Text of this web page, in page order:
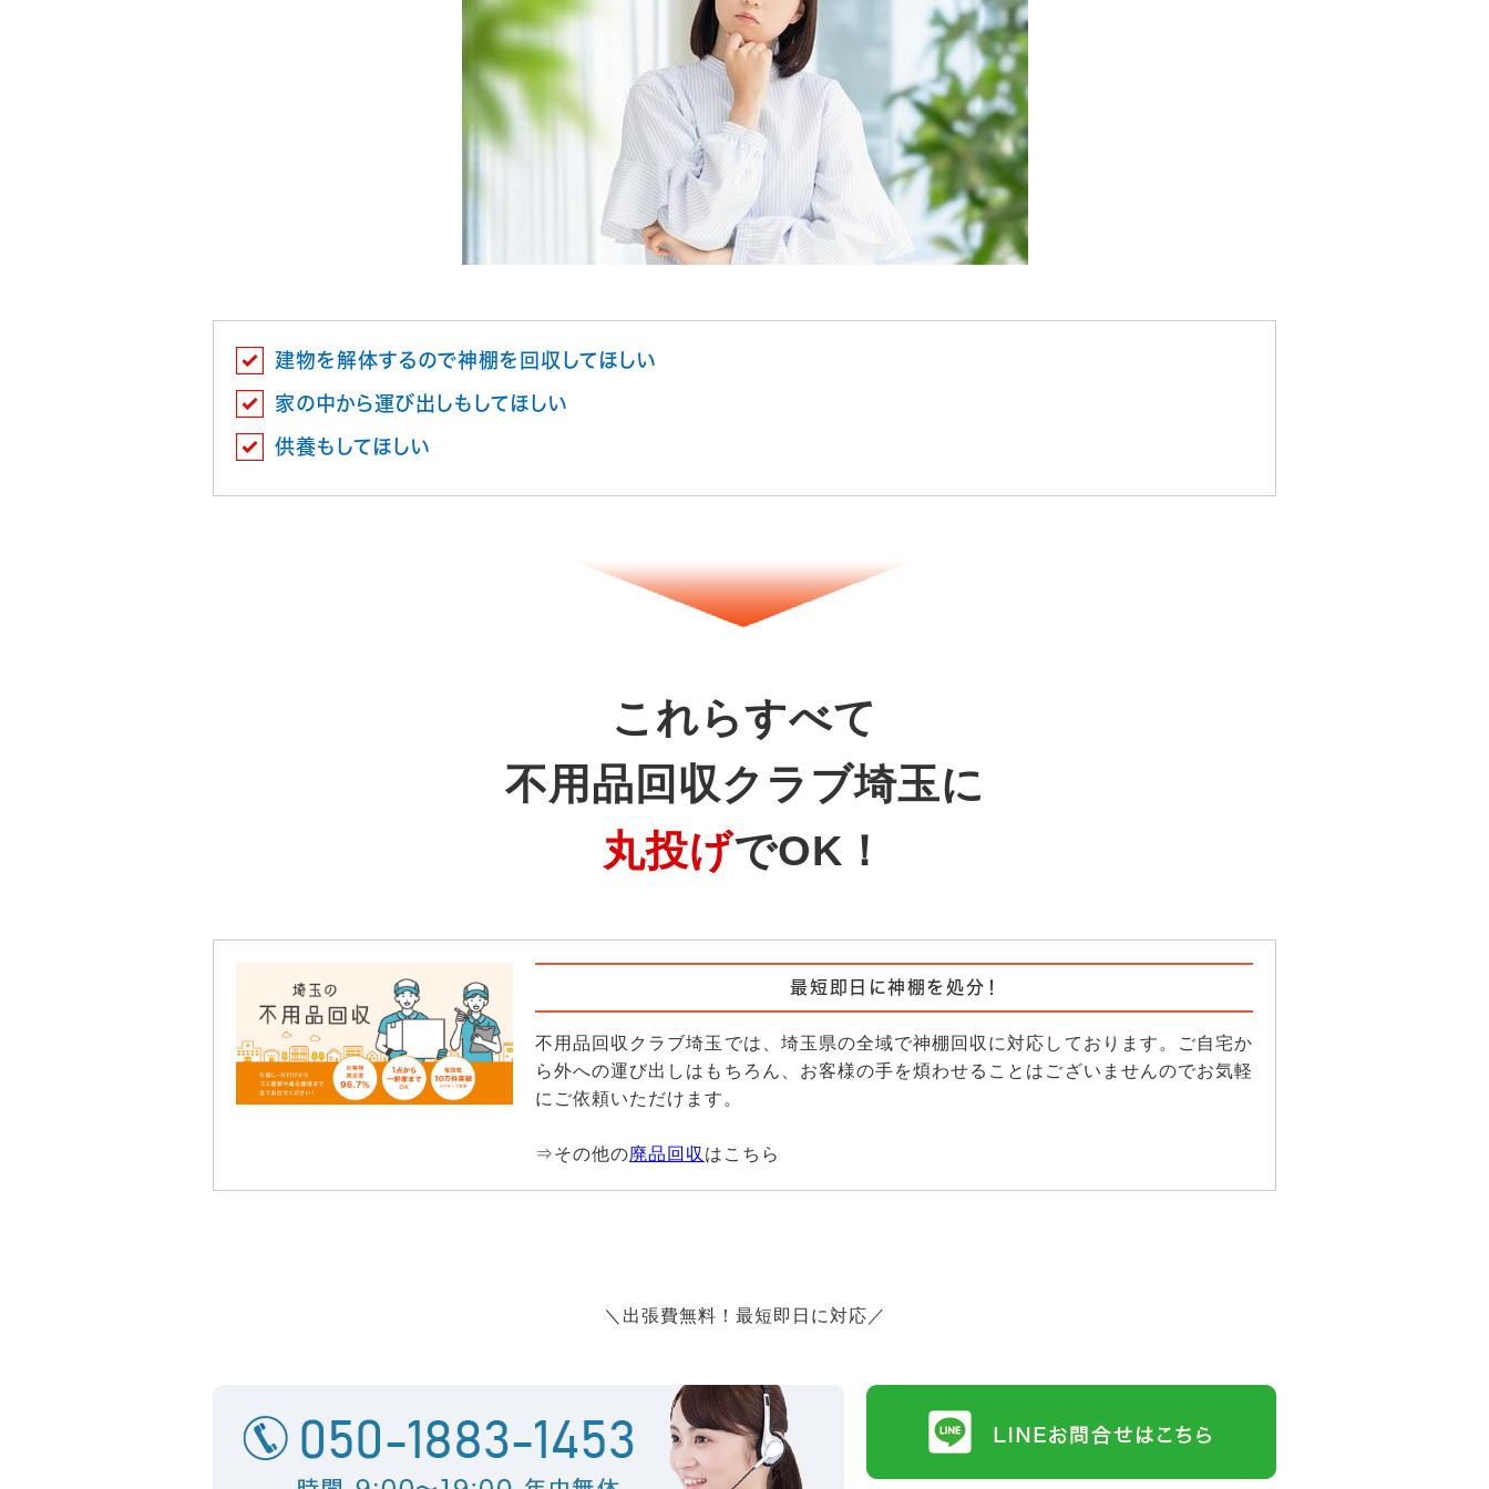
建物を解体するので神棚を回収してほしい
家の中から運び出しもしてほしい
供養もしてほしい
これらすべて
不用品回収クラブ埼玉に
丸投げでOK！
最短即日に神棚を処分！
不用品回収クラブ埼玉では、埼玉県の全域で神棚回収に対応しております。ご自宅か
ら外への運び出しはもちろん、お客様の手を煩わせることはございませんのでお気軽
にご依頼いただけます。
⇒その他の廃品回収 はこちら
＼出張費無料！最短即日に対応／